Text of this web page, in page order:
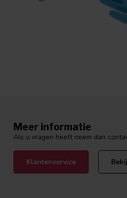
Meer informatie
Als u vragen heeft neem dan
Klantenservice